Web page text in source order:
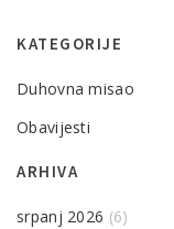
KATEGORIJE
Duhovna misao
Obavijesti
ARHIVA
srpanj 2026 (6)